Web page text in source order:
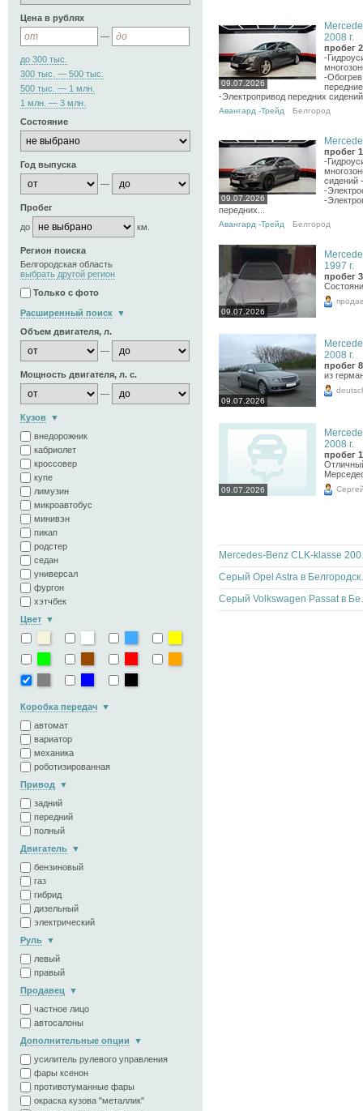
Цена в рублях
—
до 300 тыс.
300 тыс. — 500 тыс.
500 тыс. — 1 млн.
1 млн. — 3 млн.
Состояние
Год выпуска
—
Пробег
до
км.
Регион поиска
Белгородская область
выбрать другой регион
Только с фото
Расширенный поиск
Объем двигателя, л.
—
Мощность двигателя, л. с.
—
Кузов
внедорожник
кабриолет
кроссовер
купе
лимузин
микроавтобус
минивэн
пикап
родстер
седан
универсал
фургон
хэтчбек
Цвет
Коробка передач
автомат
вариатор
механика
роботизированная
Привод
задний
передний
полный
Двигатель
бензиновый
газ
гибрид
дизельный
электрический
Руль
левый
правый
Продавец
частное лицо
автосалоны
Дополнительные опции
усилитель рулевого управления
фары ксенон
противотуманные фары
окраска кузова "металлик"
09.07.2026
2008 г.
пробег
-
-
-Электропривод передних
Авангард -Трейд Белгород
09.07.2026
пробег
-
сидений
-
-
передних...
Авангард -Трейд Белгород
09.07.2026
1997 г.
пробег
09.07.2026
2008 г.
пробег
из
09.07.2026
2008 г.
пробег